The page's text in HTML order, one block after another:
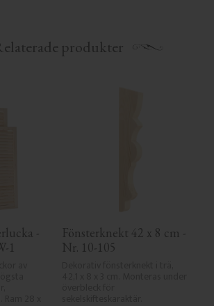
produkter
-
1
Fönsterknekt 42 x 8 cm -
Nr. 10-105